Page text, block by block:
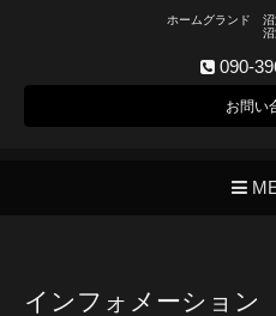
ホームグランド 沼
沼津市立
090-
お問い
インフォメーション